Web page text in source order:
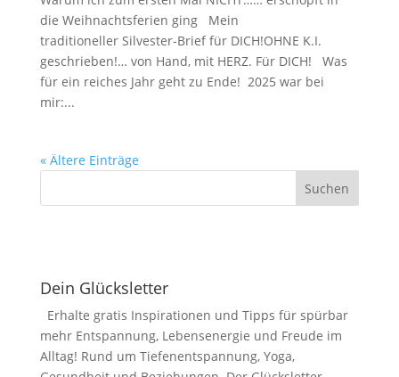
die Weihnachtsferien ging Mein
traditioneller Silvester-Brief für DICH!OHNE K.I.
geschrieben!… von Hand, mit HERZ. Für DICH! Was
für ein reiches Jahr geht zu Ende! 2025 war bei
mir:...
« Ältere Einträge
Dein Glücksletter
Erhalte gratis Inspirationen und Tipps für spürbar
mehr Entspannung, Lebensenergie und Freude im
Alltag! Rund um Tiefenentspannung, Yoga,